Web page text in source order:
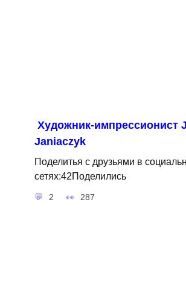
Художник-импрессионист
Janiaczyk
Поделитья с друзьями в
сетях:42Поделились
2 287